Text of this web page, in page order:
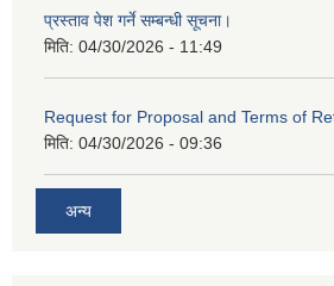
प्रस्ताव पेश गर्ने सम्बन्धी सूचना।
मिति: 04/30/2026 - 11:49
Request for Proposal and Terms of
मिति: 04/30/2026 - 09:36
अन्य